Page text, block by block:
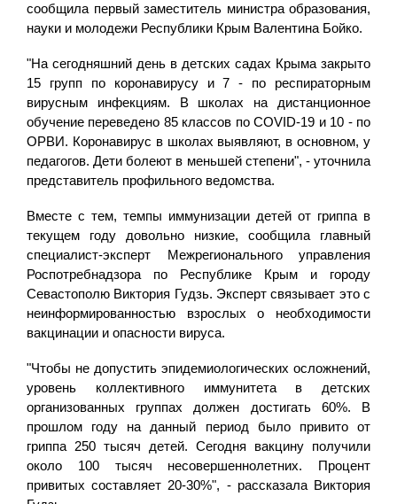
сообщила первый заместитель министра образования,
науки и молодежи Республики Крым Валентина Бойко.
"На сегодняшний день в детских садах Крыма закрыто
15 групп по коронавирусу и 7 - по респираторным
вирусным инфекциям. В школах на дистанционное
обучение переведено 85 классов по COVID-19 и 10 - по
ОРВИ. Коронавирус в школах выявляют, в основном, у
педагогов. Дети болеют в меньшей степени", - уточнила
представитель профильного ведомства.
Вместе с тем, темпы иммунизации детей от гриппа в
текущем году довольно низкие, сообщила главный
специалист-эксперт Межрегионального управления
Роспотребнадзора по Республике Крым и городу
Севастополю Виктория Гудзь. Эксперт связывает это с
неинформированностью взрослых о необходимости
вакцинации и опасности вируса.
"Чтобы не допустить эпидемиологических осложнений,
уровень коллективного иммунитета в детских
организованных группах должен достигать 60%. В
прошлом году на данный период было привито от
гриппа 250 тысяч детей. Сегодня вакцину получили
около 100 тысяч несовершеннолетних. Процент
привитых составляет 20-30%", - рассказала Виктория